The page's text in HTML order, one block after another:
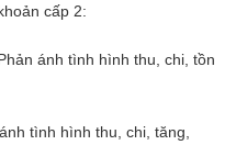
cấp 2:
ánh tình hình thu, chi, tồn
tình hình thu, chi, tăng,